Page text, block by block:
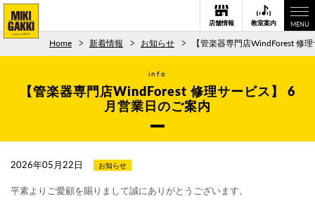
店舗情報 教室案内 MENU
Home 新着情報 お知らせ 【管楽器専門店WindForest 修
info
【管楽器専門店WindForest 修理サービス】 6
月営業日のご案内
2026年05月22日 お知らせ
平素よりご愛顧を賜りまして誠にありがとうございます。